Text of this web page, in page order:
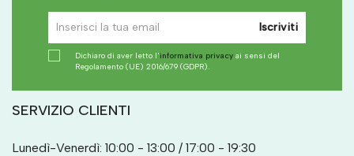
Iscriviti
Dichiaro di aver letto l'informativa privacy ai sensi del
Regolamento (UE) 2016/679 (GDPR).
SERVIZIO CLIENTI
Lunedì-Venerdì: 10:00 - 13:00 / 17:00 - 19:30